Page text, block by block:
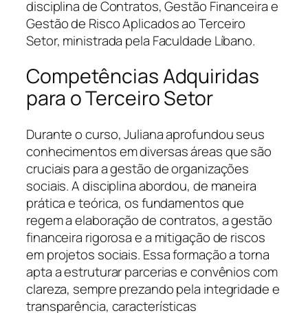
disciplina de Contratos, Gestão Financeira e
Gestão de Risco Aplicados ao Terceiro
Setor, ministrada pela Faculdade Líbano.
Competências Adquiridas
para o Terceiro Setor
Durante o curso, Juliana aprofundou seus
conhecimentos em diversas áreas que são
cruciais para a gestão de organizações
sociais. A disciplina abordou, de maneira
prática e teórica, os fundamentos que
regem a elaboração de contratos, a gestão
financeira rigorosa e a mitigação de riscos
em projetos sociais. Essa formação a torna
apta a estruturar parcerias e convênios com
clareza, sempre prezando pela integridade e
transparência, características